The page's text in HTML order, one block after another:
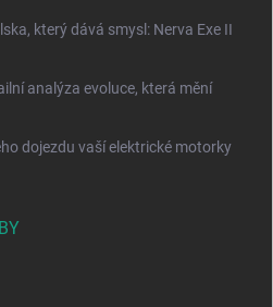
který dává smysl: Nerva Exe II
analýza evoluce, která mění
dojezdu vaší elektrické motorky